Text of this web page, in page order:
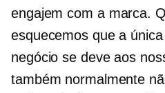
engajem com a marca.
esquecemos que a
negócio se deve aos
também normalmente